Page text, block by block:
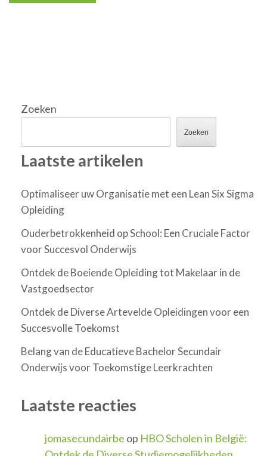
Zoeken
Zoeken
Laatste artikelen
Optimaliseer uw Organisatie met een Lean Six Sigma
Opleiding
Ouderbetrokkenheid op School: Een Cruciale Factor
voor Succesvol Onderwijs
Ontdek de Boeiende Opleiding tot Makelaar in de
Vastgoedsector
Ontdek de Diverse Artevelde Opleidingen voor een
Succesvolle Toekomst
Belang van de Educatieve Bachelor Secundair
Onderwijs voor Toekomstige Leerkrachten
Laatste reacties
jomasecundairbe op HBO Scholen in België: